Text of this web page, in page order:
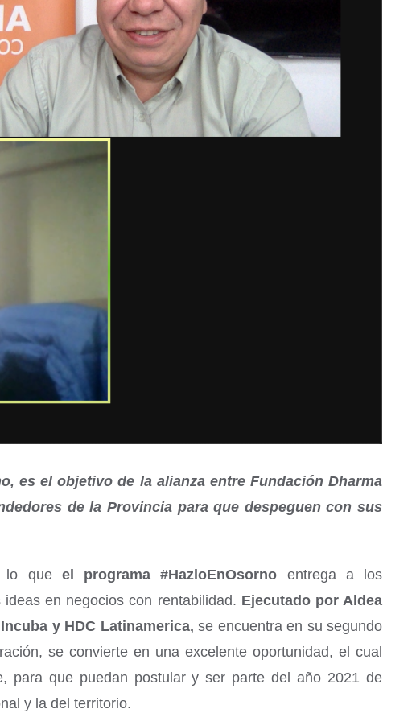
es el objetivo de la alianza entre Fundación Dharma
de la Provincia para que despeguen con sus
lo que el programa #HazloEnOsorno entrega a los
en negocios con rentabilidad. Ejecutado por Aldea
y HDC Latinamerica,se encuentra en su segundo
se convierte en una excelente oportunidad, el cual
para que puedan postular y ser parte del año 2021 de
y la del territorio.